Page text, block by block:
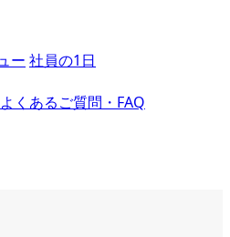
ー 社員の1日
よくあるご質問・FAQ